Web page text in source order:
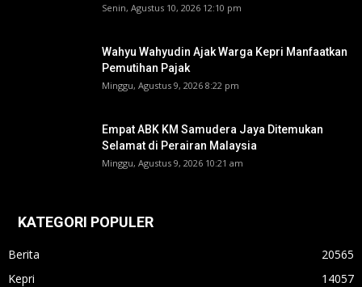
Senin, Agustus 10, 2026 12:10 pm
Wahyu Wahyudin Ajak Warga Kepri Manfaatkan
Pemutihan Pajak
Minggu, Agustus 9, 2026 8:22 pm
Empat ABK KM Samudera Jaya Ditemukan
Selamat di Perairan Malaysia
Minggu, Agustus 9, 2026 10:21 am
KATEGORI POPULER
Berita
20565
Kepri
14057